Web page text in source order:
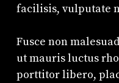
facilisis, vulputate
Fusce non
ut mauris luctus
porttitor libero,